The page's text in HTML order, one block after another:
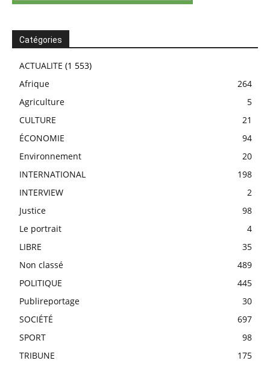
Catégories
ACTUALITE (1 553)
Afrique
264
Agriculture
5
CULTURE
21
ÉCONOMIE
94
Environnement
20
INTERNATIONAL
198
INTERVIEW
2
Justice
98
Le portrait
4
LIBRE
35
Non classé
489
POLITIQUE
445
Publireportage
30
SOCIÉTÉ
697
SPORT
98
TRIBUNE
175